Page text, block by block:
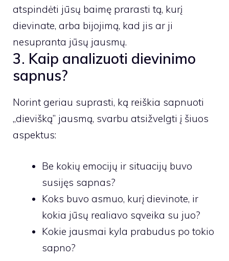
atspindėti jūsų baimę prarasti tą, kurį
dievinate, arba bijojimą, kad jis ar ji
nesupranta jūsų jausmų.
3. Kaip analizuoti dievinimo
sapnus?
Norint geriau suprasti, ką reiškia sapnuoti
„dievišką” jausmą, svarbu atsižvelgti į šiuos
aspektus:
Be kokių emocijų ir situacijų buvo
susijęs sapnas?
Koks buvo asmuo, kurį dievinote, ir
kokia jūsų realiavo sąveika su juo?
Kokie jausmai kyla prabudus po tokio
sapno?